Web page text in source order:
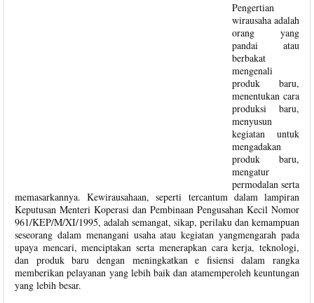
Pengertian
wirausaha adalah
orang yang
pandai atau
berbakat
mengenali
produk baru,
menentukan cara
produksi baru,
menyusun
kegiatan untuk
mengadakan
produk baru,
mengatur
permodalan serta
memasarkannya. Kewirausahaan, seperti tercantum dalam lampiran
Keputusan Menteri Koperasi dan Pembinaan Pengusahan Kecil Nomor
961/KEP/M/XI/1995, adalah semangat, sikap, perilaku dan kemampuan
seseorang dalam menangani usaha atau kegiatan yangmengarah pada
upaya mencari, menciptakan serta menerapkan cara kerja, teknologi,
dan produk baru dengan meningkatkan e fisiensi dalam rangka
memberikan pelayanan yang lebih baik dan atamemperoleh keuntungan
yang lebih besar.